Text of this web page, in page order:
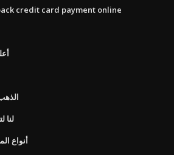
credit card payment online
لنا
أنواع